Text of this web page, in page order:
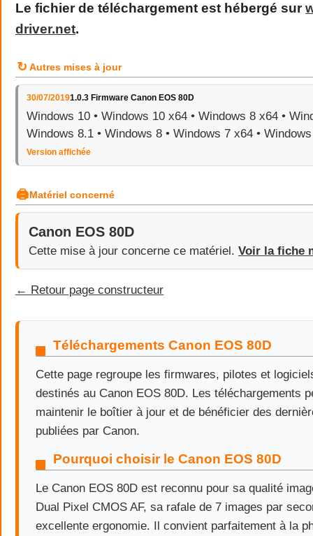
Le fichier de téléchargement est hébergé sur
driver.net.
↻ Autres mises à jour
30/07/20191.0.3 Firmware Canon EOS 80D
Windows 10 • Windows 10 x64 • Windows 8 x64 •
Windows 8.1 • Windows 8 • Windows 7 x64 •
Version affichée
🖨Matériel concerné
Canon EOS 80D
Cette mise à jour concerne ce matériel. Voir la fiche
← Retour page constructeur
Téléchargements Canon EOS 80D
Cette page regroupe les firmwares, pilotes et
destinés au Canon EOS 80D. Les téléchargements
maintenir le boîtier à jour et de bénéficier des
publiées par Canon.
Pourquoi choisir le Canon EOS 80D
Le Canon EOS 80D est reconnu pour sa qualité
Dual Pixel CMOS AF, sa rafale de 7 images par
excellente ergonomie. Il convient parfaitement à la